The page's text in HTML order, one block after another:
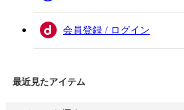
会員登録 / ログイン
最近見たアイテム